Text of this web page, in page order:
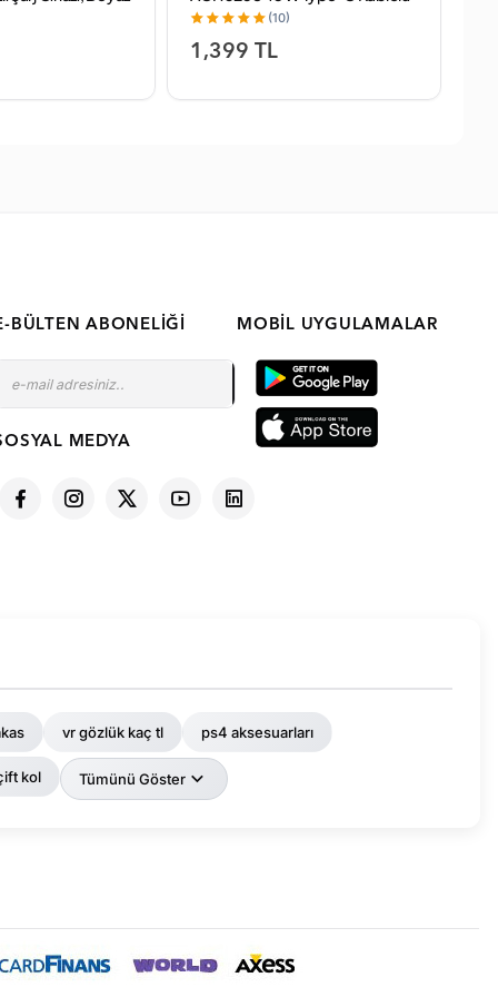
Hızlı Şarj Aleti(10)
1,399 TL
BÜLTEN ABONELIĞI
MEDYA
MOBIL UYGULAMALAR
vr gözlük kaç tl ps4 aksesuarları
kol Tümünü Göster